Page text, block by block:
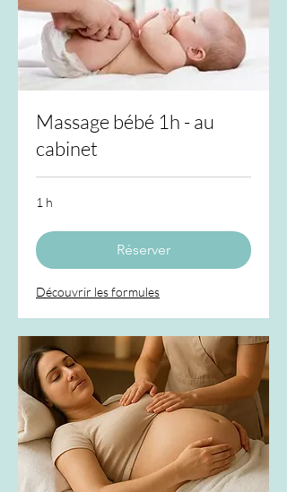
Massage bébé 1h - au
cabinet
1 h
Réserver
Découvrir les formules